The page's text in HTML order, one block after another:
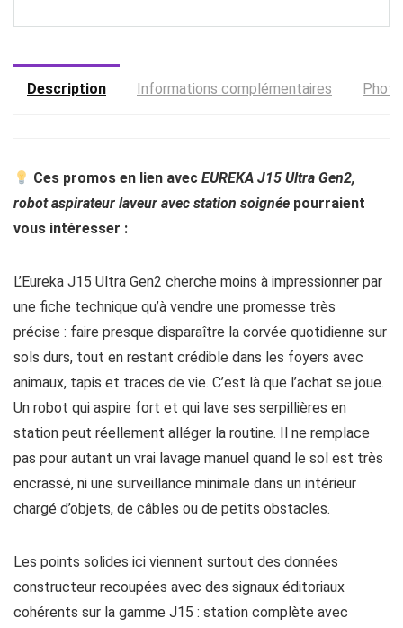
Description Informations complémentaires
Ces promos en lien avecEUREKA J15 Ultra Gen2,
robot aspirateur laveur avec station soignée pourraient
vous intéresser :
L’Eureka J15 Ultra Gen2 cherche moins à impressionner par
une fiche technique qu’à vendre une promesse très
précise : faire presque disparaître la corvée quotidienne sur
sols durs, tout en restant crédible dans les foyers avec
animaux, tapis et traces de vie. C’est là que l’achat se joue.
Un robot qui aspire fort et qui lave ses serpillières en
station peut réellement alléger la routine. Il ne remplace
pas pour autant un vrai lavage manuel quand le sol est très
encrassé, ni une surveillance minimale dans un intérieur
chargé d’objets, de câbles ou de petits obstacles.
Les points solides ici viennent surtout des données
constructeur recoupées avec des signaux éditoriaux
cohérents sur la gamme J15 : station complète avec